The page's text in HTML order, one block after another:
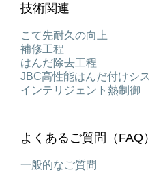
技術関連
こて先耐久の向上
補修工程
はんだ除去工程
JBC高性能はんだ付けシ
インテリジェント熱制御
よくあるご質問（FAQ）
一般的なご質問